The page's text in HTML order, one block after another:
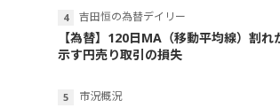
吉田恒の為替デイリー
【為替】120日MA（移動平均線）割れ
示す円売り取引の損失
市況概況